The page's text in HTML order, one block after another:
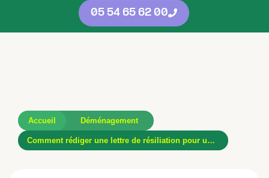
05 54 65 62 00
Accueil Déménagement
Comment rédiger une lettre de résiliation pour un bail de location meublée